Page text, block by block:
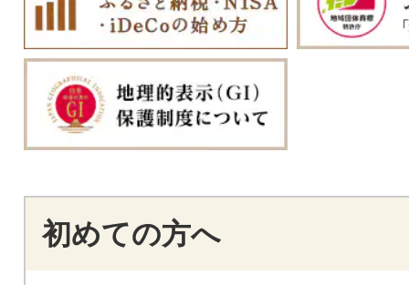
初めての方へ